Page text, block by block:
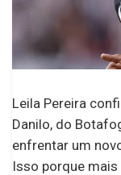
Leila Pereira
Danilo, do
enfrentar um
Isso porque